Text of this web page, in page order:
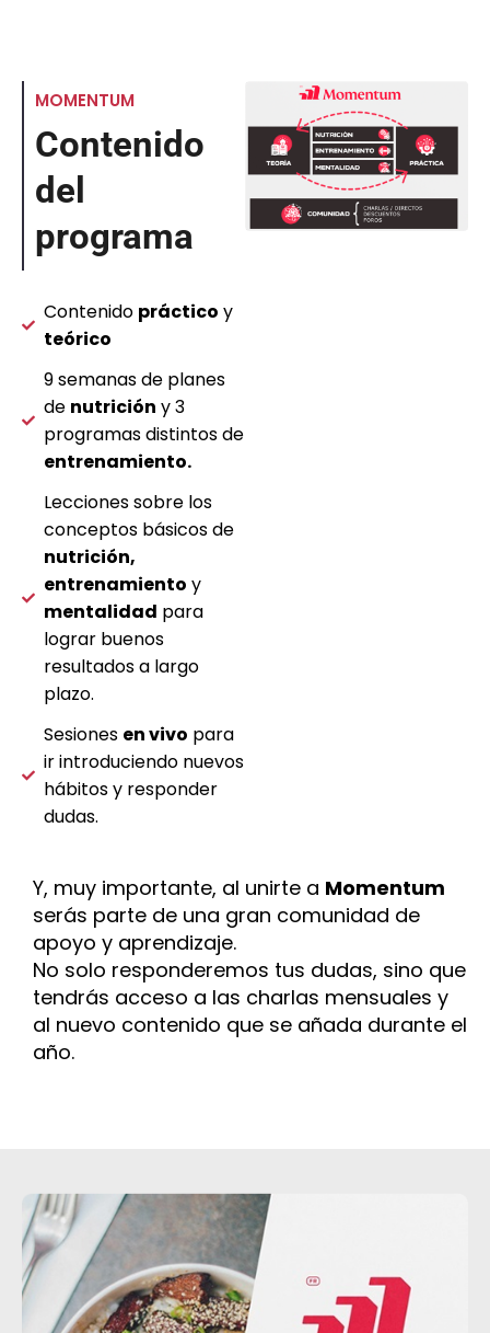
MOMENTUM
Contenido
del
programa
Contenido práctico y
teórico
9 semanas de planes
de nutrición y 3
programas distintos de
entrenamiento.
Lecciones sobre los
conceptos básicos de
nutrición,
entrenamiento y
mentalidad para
lograr buenos
resultados a largo
plazo.
Sesiones en vivo para
ir introduciendo nuevos
hábitos y responder
dudas.
Y, muy importante, al unirte a Momentum
serás parte de una gran comunidad de
apoyo y aprendizaje.
No solo responderemos tus dudas, sino que
tendrás acceso a las charlas mensuales y
al nuevo contenido que se añada durante el
año.